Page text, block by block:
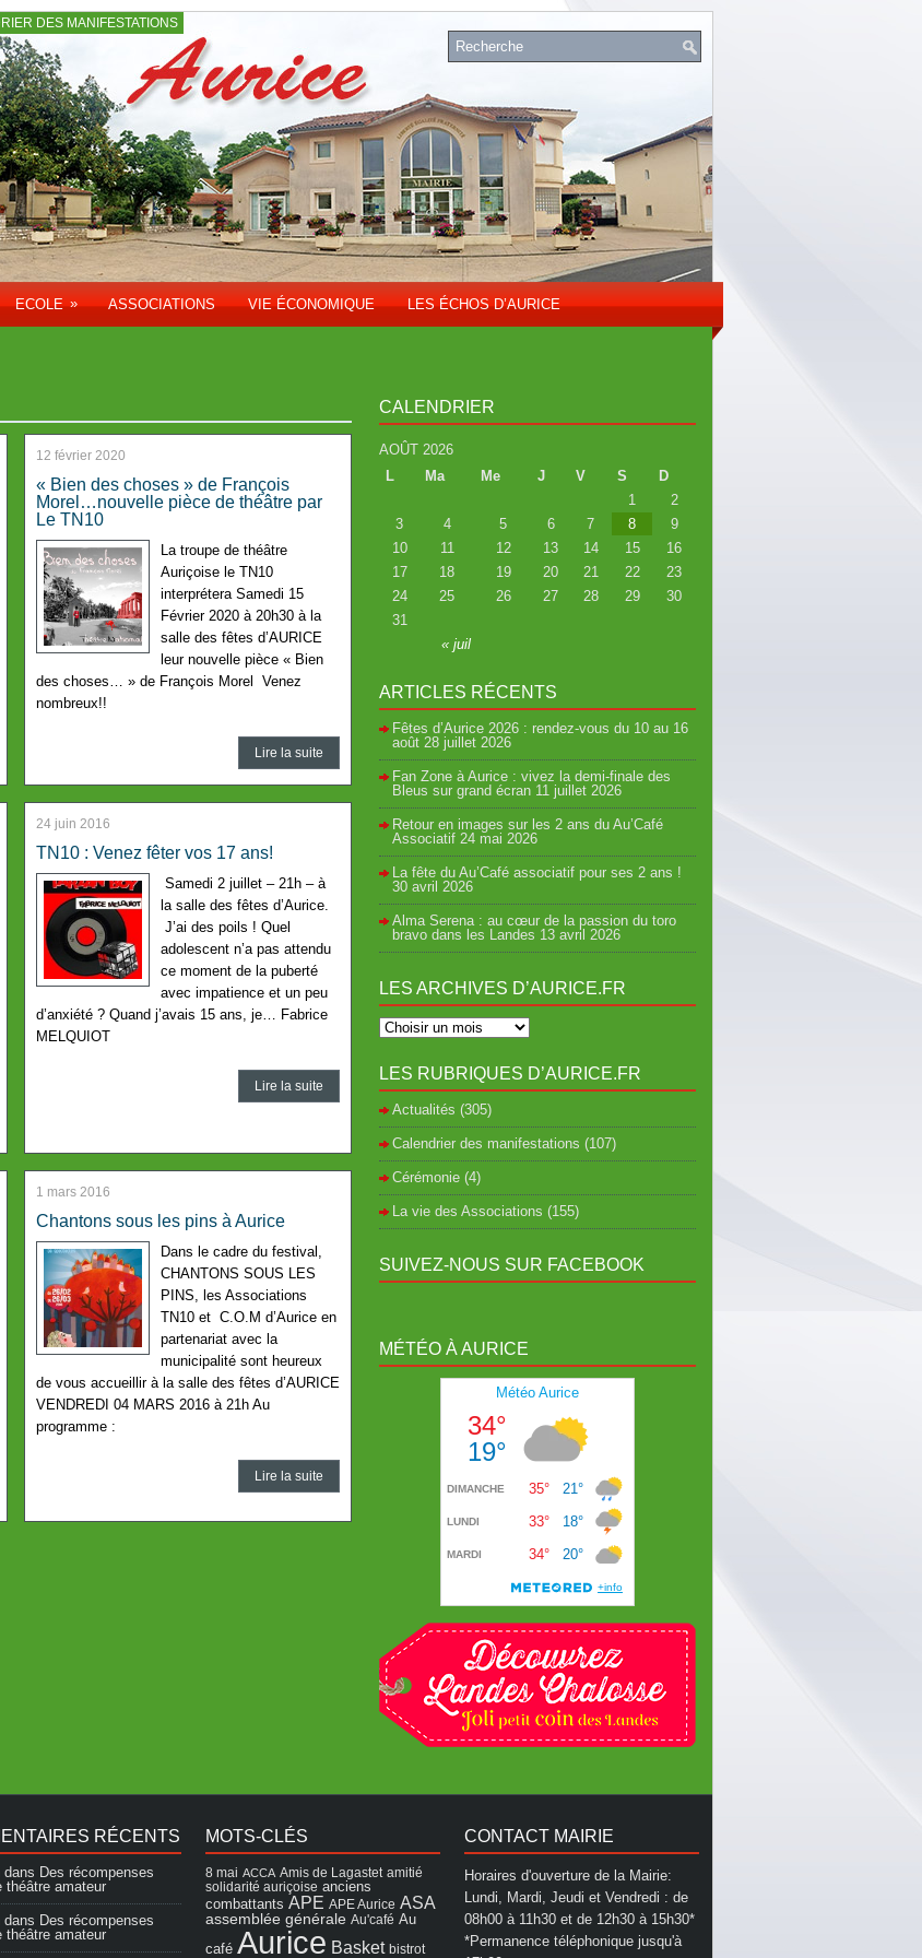
DES MANIFESTATIONS
ECOLE » ASSOCIATIONS VIE ÉCONOMIQUE LES ÉCHOS D’AURICE
12 février 2020
« Bien des choses » de François
Morel…nouvelle pièce de théâtre par
Le TN10
La troupe de théâtre
Auriçoise le TN10
interprétera Samedi 15
Février 2020 à 20h30 à la
salle des fêtes d’AURICE
leur nouvelle pièce « Bien
des choses… » de François Morel Venez
nombreux!!
Lire la suite
24 juin 2016
TN10 : Venez fêter vos 17 ans!
Samedi 2 juillet – 21h – à
la salle des fêtes d’Aurice.
J’ai des poils ! Quel
adolescent n’a pas attendu
ce moment de la puberté
avec impatience et un peu
d’anxiété ? Quand j’avais 15 ans, je… Fabrice
MELQUIOT
Lire la suite
1 mars 2016
Chantons sous les pins à Aurice
Dans le cadre du festival,
CHANTONS SOUS LES
PINS, les Associations
TN10 et C.O.M d’Aurice en
partenariat avec la
municipalité sont heureux
de vous accueillir à la salle des fêtes d’AURICE
VENDREDI 04 MARS 2016 à 21h Au
programme :
Lire la suite
CALENDRIER
AOÛT 2026
L
Ma Me J V S D
« juil
1
2
3
4 5 6 7 8
9
10
11 12 13 14 15
16
17
18 19 20 21 22
23
24
25 26 27 28 29
30
31
ARTICLES RÉCENTS
Fêtes d’Aurice 2026 : rendez-vous du 10 au 16
août 28 juillet 2026
Fan Zone à Aurice : vivez la demi-finale des
Bleus sur grand écran 11 juillet 2026
Retour en images sur les 2 ans du Au’Café
Associatif 24 mai 2026
La fête du Au’Café associatif pour ses 2 ans !
30 avril 2026
Alma Serena : au cœur de la passion du toro
bravo dans les Landes 13 avril 2026
LES ARCHIVES D’AURICE.FR
LES RUBRIQUES D’AURICE.FR
Actualités (305)
Calendrier des manifestations (107)
Cérémonie (4)
La vie des Associations (155)
SUIVEZ-NOUS SUR FACEBOOK
MÉTÉO À AURICE
RÉCENTS
dans Des récompenses
théâtre amateur
dans Des récompenses
théâtre amateur
MOTS-CLÉS
8 mai ACCA Amis de Lagastet amitié
solidarité auriçoise anciens
combattants APE APE Aurice ASA
assemblée générale Au'café Au
café Aurice Basket bistrot
CONTACT MAIRIE
Horaires d'ouverture de la Mairie:
Lundi, Mardi, Jeudi et Vendredi : de
08h00 à 11h30 et de 12h30 à 15h30*
*Permanence téléphonique jusqu'à